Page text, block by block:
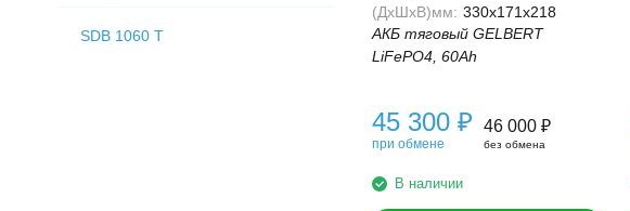
(ДхШхВ)мм: 330x171x218
АКБ тяговый GELBERT
LiFePO4, 60Ah
45 300 ₽
при обмене
46 000 ₽
без обмена
В наличии
SDB 1060 T